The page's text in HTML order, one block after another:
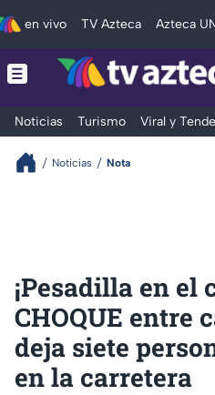
en vivo TV Azteca Azteca
Noticias Turismo Viral y
Noticias Nota
¡Pesadilla en el
CHOQUE entre
deja siete
en la carretera